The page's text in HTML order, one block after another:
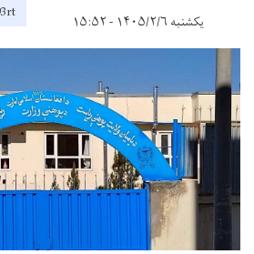
یکشنبه ۱۴۰۵/۲/۶ - ۱۵:۵۲